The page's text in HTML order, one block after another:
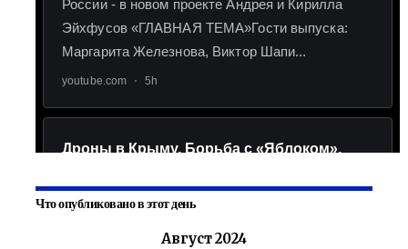
Что опубликовано в этот день
Август 2024